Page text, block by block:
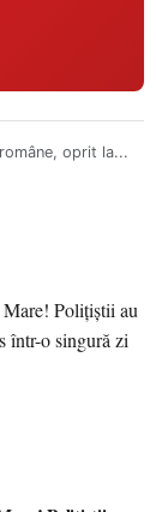
oprit la...